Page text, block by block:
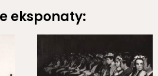
eksponaty: